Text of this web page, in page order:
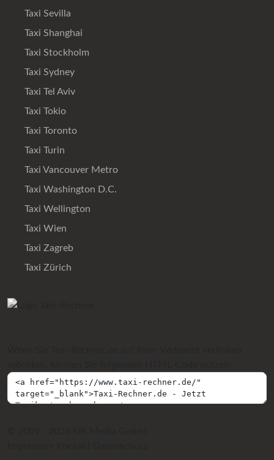
Taxi Sevilla
Taxi Shanghai
Taxi Stockholm
Taxi Sydney
Taxi Tel Aviv
Taxi Tokio
Taxi Toronto
Taxi Turin
Taxi Vancouver Metro
Taxi Washington D.C.
Taxi Wellington
Taxi Wien
Taxi Zagreb
Taxi Zürich